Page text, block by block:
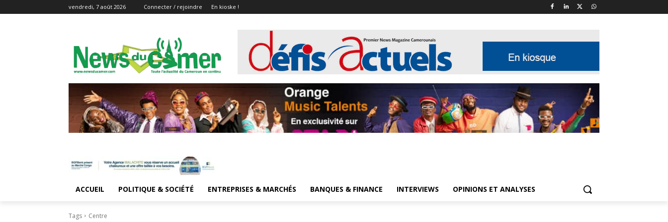
vendredi, 7 août 2026 Connecter / rejoindre En kioske !
ACCUEIL POLITIQUE & SOCIÉTÉ ENTREPRISES & MARCHÉS BANQUES & FINANCE INTERVIEWS OPINIONS ET ANALYSES
Tags Centre